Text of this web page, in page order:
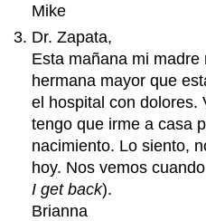
Mike
Dr. Zapata,
Esta mañana mi madre
hermana mayor que
el hospital con dolores.
tengo que irme a casa
nacimiento. Lo siento,
hoy. Nos vemos
I get back).
Brianna